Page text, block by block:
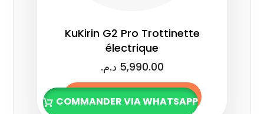
KuKirin G2 Pro Trottinette
électrique
5,990.00 د.م.
Ajouter au panier
COMMANDER VIA WHATSAPP